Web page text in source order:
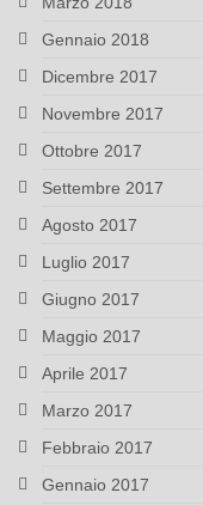
Gennaio 2018
Dicembre 2017
Novembre 2017
Ottobre 2017
Settembre 2017
Agosto 2017
Luglio 2017
Giugno 2017
Maggio 2017
Aprile 2017
Marzo 2017
Febbraio 2017
Gennaio 2017